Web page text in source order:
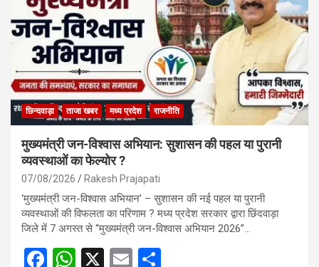
छिन्दवाड़ा ताजा खबर मध्य प्रदेश राजनीति
मुख्यमंत्री जन-विश्वास अभियान: सुशासन की पहल या पुरानी
व्यवस्थाओं का फेल्योर ?
07/08/2026 Rakesh Prajapati
‘मुख्यमंत्री जन-विश्वास अभियान’ – सुशासन की नई पहल या पुरानी
व्यवस्थाओं की विफलता का परिणाम ? मध्य प्रदेश सरकार द्वारा छिंदवाड़ा
जिले में 7 अगस्त से “मुख्यमंत्री जन-विश्वास अभियान 2026”…
F
W X
E